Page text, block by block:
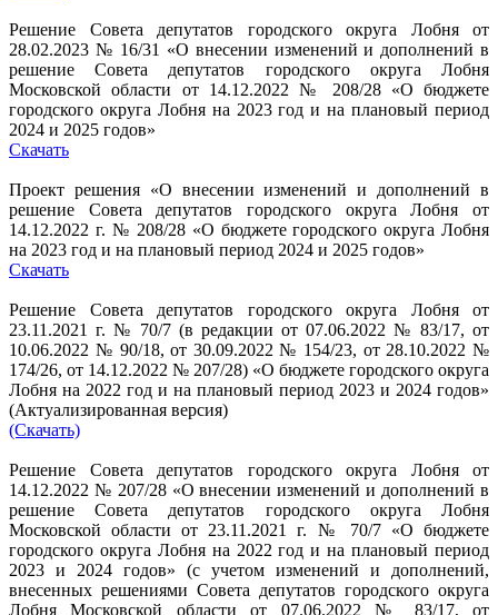
Решение Совета депутатов городского округа Лобня от
28.02.2023 № 16/31 «О внесении изменений и дополнений в
решение Совета депутатов городского округа Лобня
Московской области от 14.12.2022 № 208/28 «О бюджете
городского округа Лобня на 2023 год и на плановый период
2024 и 2025 годов»
Скачать
Проект решения «О внесении изменений и дополнений в
решение Совета депутатов городского округа Лобня от
14.12.2022 г. № 208/28 «О бюджете городского округа Лобня
на 2023 год и на плановый период 2024 и 2025 годов»
Скачать
Решение Совета депутатов городского округа Лобня от
23.11.2021 г. № 70/7 (в редакции от 07.06.2022 № 83/17, от
10.06.2022 № 90/18, от 30.09.2022 № 154/23, от 28.10.2022 №
174/26, от 14.12.2022 № 207/28) «О бюджете городского округа
Лобня на 2022 год и на плановый период 2023 и 2024 годов»
(Актуализированная версия)
(Скачать)
Решение Совета депутатов городского округа Лобня от
14.12.2022 № 207/28 «О внесении изменений и дополнений в
решение Совета депутатов городского округа Лобня
Московской области от 23.11.2021 г. № 70/7 «О бюджете
городского округа Лобня на 2022 год и на плановый период
2023 и 2024 годов» (с учетом изменений и дополнений,
внесенных решениями Совета депутатов городского округа
Лобня Московской области от 07.06.2022 № 83/17, от